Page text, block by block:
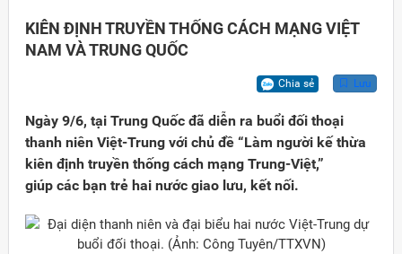
KIÊN ĐỊNH TRUYỀN THỐNG CÁCH MẠNG VIỆT
NAM VÀ TRUNG QUỐC
Chia sẻ Lưu
Ngày 9/6, tại Trung Quốc đã diễn ra buổi đối thoại
thanh niên Việt-Trung với chủ đề “Làm người kế thừa
kiên định truyền thống cách mạng Trung-Việt,”
giúp các bạn trẻ hai nước giao lưu, kết nối.